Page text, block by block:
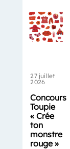
27 juillet
2026
Concours
Toupie
« Crée
ton
monstre
rouge »